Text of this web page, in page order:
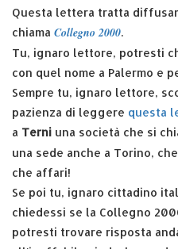
Questa lettera tratta
chiama Collegno 2000.
Tu, ignaro lettore, potresti
con quel nome a Palermo e
Sempre tu, ignaro lettore,
pazienza di leggere questa
a Terni una società che si
una sede anche a Torino,
che affari!
Se poi tu, ignaro cittadino
chiedessi se la Collegno
potresti trovare risposta